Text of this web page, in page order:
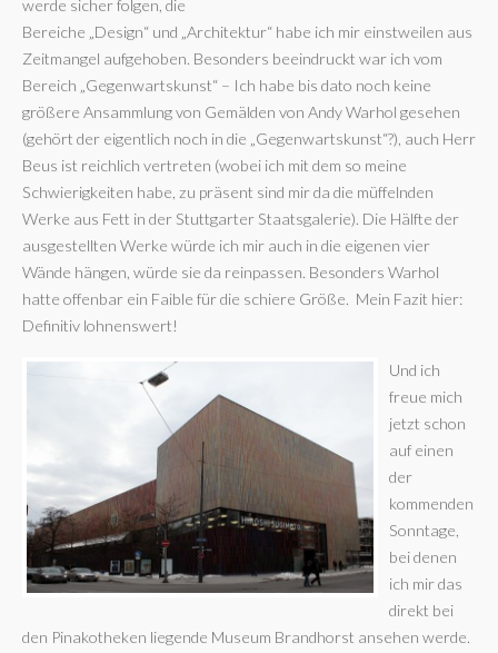
werde sicher folgen, die
Bereiche „Design“ und „Architektur“ habe ich mir einstweilen aus
Zeitmangel aufgehoben. Besonders beeindruckt war ich vom
Bereich „Gegenwartskunst“ – Ich habe bis dato noch keine
größere Ansammlung von Gemälden von Andy Warhol gesehen
(gehört der eigentlich noch in die „Gegenwartskunst“?), auch Herr
Beus ist reichlich vertreten (wobei ich mit dem so meine
Schwierigkeiten habe, zu präsent sind mir da die müffelnden
Werke aus Fett in der Stuttgarter Staatsgalerie). Die Hälfte der
ausgestellten Werke würde ich mir auch in die eigenen vier
Wände hängen, würde sie da reinpassen. Besonders Warhol
hatte offenbar ein Faible für die schiere Größe. Mein Fazit hier:
Definitiv lohnenswert!
Und ich
freue mich
jetzt schon
auf einen
der
kommenden
Sonntage,
bei denen
ich mir das
direkt bei
den Pinakotheken liegende Museum Brandhorst ansehen werde.